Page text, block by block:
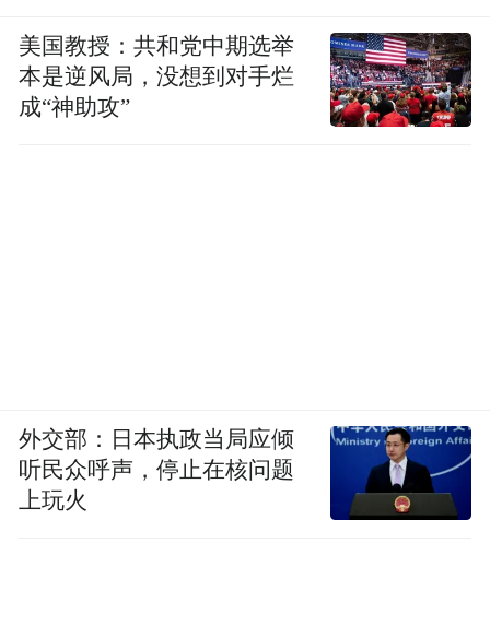
美国教授：共和党中期选举
本是逆风局，没想到对手烂
成“神助攻”
外交部：日本执政当局应倾
听民众呼声，停止在核问题
上玩火